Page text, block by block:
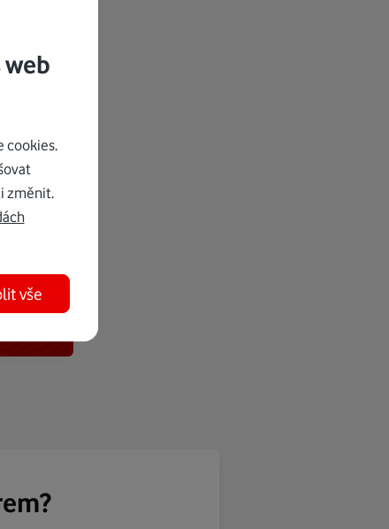
cookies.
změnit.
vše